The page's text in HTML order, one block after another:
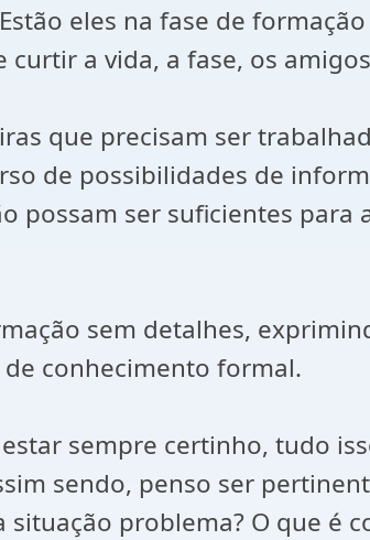
eles na fase de formação
a vida, a fase, os
que precisam ser
de possibilidades de
possam ser suficientes para
sem detalhes,
conhecimento formal.
sempre certinho, tudo
sendo, penso ser
problema? O que é